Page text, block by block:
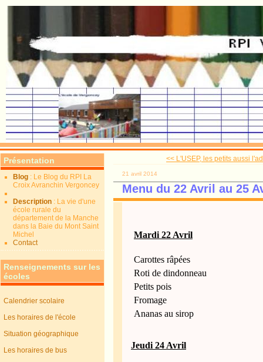
Présentation
Blog : Le Blog du RPI La
Croix Avranchin Vergoncey
Description : La vie d'une
école rurale du
département de la Manche
dans la Baie du Mont Saint
Michel
Contact
Renseignements sur les
écoles
Calendrier scolaire
Les horaires de l'école
Situation géographique
Les horaires de bus
<< L'USEP, les petits aussi
21 avril 2014
Menu du 22 Avril au 25
Mardi 22 Avril
Carottes râpées
Roti de dindonneau
Petits pois
Fromage
Ananas au sirop
Jeudi 24 Avril